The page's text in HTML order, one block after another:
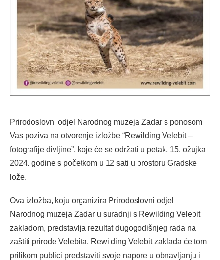
Prirodoslovni odjel Narodnog muzeja Zadar s ponosom
Vas poziva na otvorenje izložbe “Rewilding Velebit –
fotografije divljine”, koje će se održati u petak, 15. ožujka
2024. godine s početkom u 12 sati u prostoru Gradske
lože.
Ova izložba, koju organizira Prirodoslovni odjel
Narodnog muzeja Zadar u suradnji s Rewilding Velebit
zakladom, predstavlja rezultat dugogodišnjeg rada na
zaštiti prirode Velebita. Rewilding Velebit zaklada će tom
prilikom publici predstaviti svoje napore u obnavljanju i